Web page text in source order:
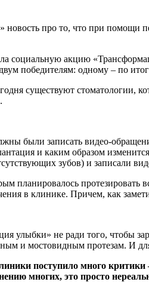
новость про то, что при помощи
социальную акцию
победителям: одному – по
существуют стоматологии,
были записать видео-
и каким образом
зубов) и записали
планировалось
в клинике. Причем, как
улыбки» не ради того, чтобы
и мостовидным протезам. И
поступило много
многих, это просто